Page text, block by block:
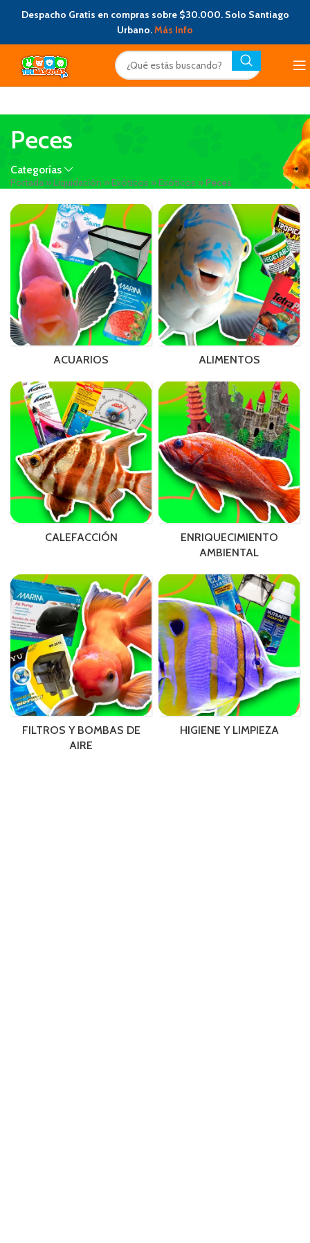
Despacho Gratis en compras sobre $30.000. Solo Santiago
Urbano.Más Info
Peces
Categorías
Portada »Liquidación »Exóticos »Exóticos » Peces
ACUARIOS ALIMENTOS
CALEFACCIÓN
ENRIQUECIMIENTO
AMBIENTAL
FILTROS Y BOMBAS DE
AIRE
HIGIENE Y LIMPIEZA